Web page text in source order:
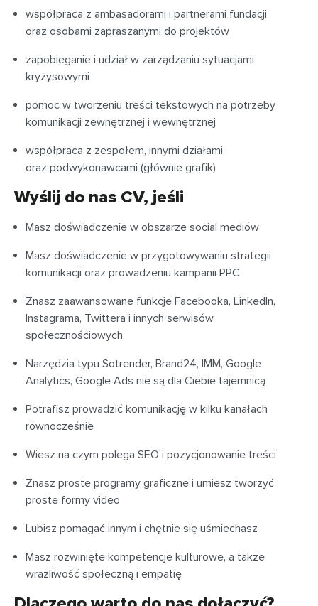
współpraca z ambasadorami i partnerami fundacji
oraz osobami zapraszanymi do projektów
zapobieganie i udział w zarządzaniu sytuacjami
kryzysowymi
pomoc w tworzeniu treści tekstowych na potrzeby
komunikacji zewnętrznej i wewnętrznej
współpraca z zespołem, innymi działami
oraz podwykonawcami (głównie grafik)
Wyślij do nas CV, jeśli
Masz doświadczenie w obszarze social mediów
Masz doświadczenie w przygotowywaniu strategii
komunikacji oraz prowadzeniu kampanii PPC
Znasz zaawansowane funkcje Facebooka, LinkedIn,
Instagrama, Twittera i innych serwisów
społecznościowych
Narzędzia typu Sotrender, Brand24, IMM, Google
Analytics, Google Ads nie są dla Ciebie tajemnicą
Potrafisz prowadzić komunikację w kilku kanałach
równocześnie
Wiesz na czym polega SEO i pozycjonowanie treści
Znasz proste programy graficzne i umiesz tworzyć
proste formy video
Lubisz pomagać innym i chętnie się uśmiechasz
Masz rozwinięte kompetencje kulturowe, a także
wrażliwość społeczną i empatię